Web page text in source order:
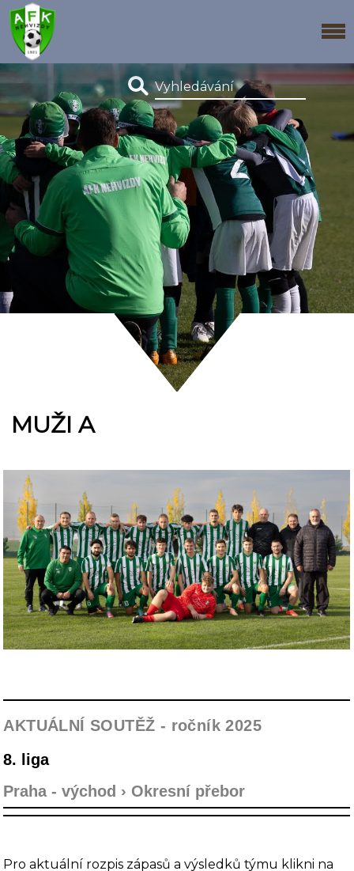
MUŽI A
AKTUÁLNÍ SOUTĚŽ - ročník 2025
8. liga
Praha - východ › Okresní přebor
Pro aktuální rozpis zápasů a výsledků týmu klikni na